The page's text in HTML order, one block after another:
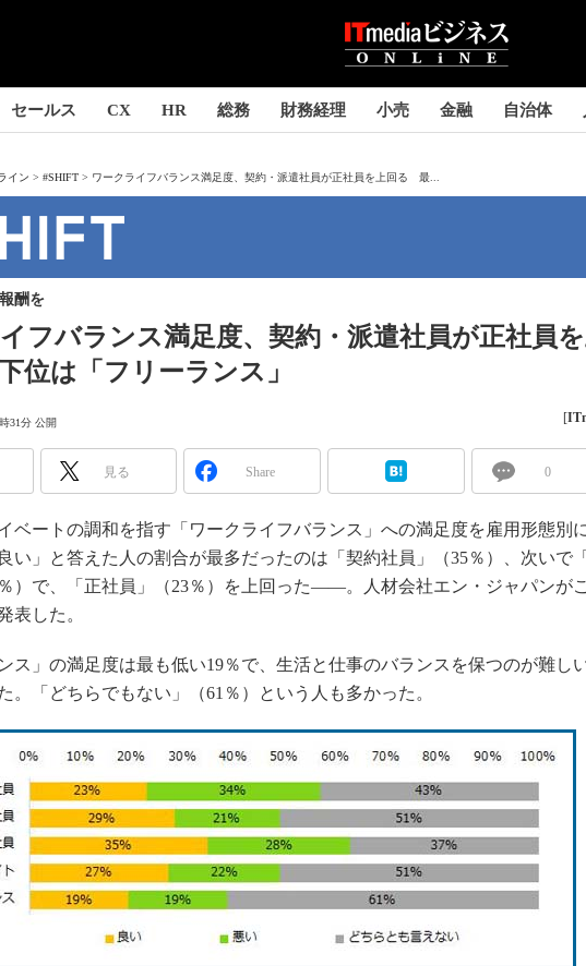
セールス CX HR 総務 財務経理 小売 金融 自治体
イン #SHIFT ワークライフバランス満足度、契約・派遣社員が正社員を上回る 最...
フバランス満足度、契約・派遣社員が正社員
位は「フリーランス」
酬を
31分 公開 [
見る Share 0
ベートの調和を指す「ワークライフバランス」への満足度を雇用形態別
い」と答えた人の割合が最多だったのは「契約社員」（35％）、次いで
）で、「正社員」（23％）を上回った――。人材会社エン・ジャパンが
表した。
ス」の満足度は最も低い19％で、生活と仕事のバランスを保つのが難し
。「どちらでもない」（61％）という人も多かった。